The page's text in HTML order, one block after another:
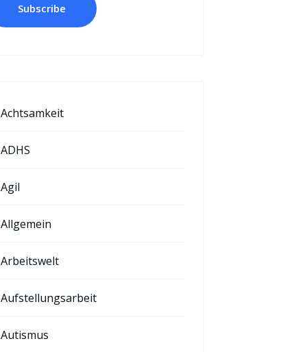
Achtsamkeit
ADHS
Agil
Allgemein
Arbeitswelt
Aufstellungsarbeit
Autismus